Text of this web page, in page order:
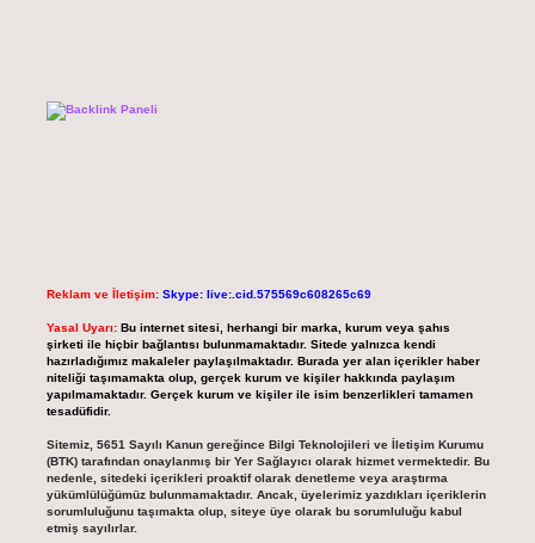
Reklam ve İletişim: Skype: live:.cid.575569c608265c69
Yasal Uyarı: Bu internet sitesi, herhangi bir marka, kurum veya şahıs
şirketi ile hiçbir bağlantısı bulunmamaktadır. Sitede yalnızca kendi
hazırladığımız makaleler paylaşılmaktadır. Burada yer alan içerikler haber
niteliği taşımamakta olup, gerçek kurum ve kişiler hakkında paylaşım
yapılmamaktadır. Gerçek kurum ve kişiler ile isim benzerlikleri tamamen
tesadüfidir.
Sitemiz, 5651 Sayılı Kanun gereğince Bilgi Teknolojileri ve İletişim Kurumu
(BTK) tarafından onaylanmış bir Yer Sağlayıcı olarak hizmet vermektedir. Bu
nedenle, sitedeki içerikleri proaktif olarak denetleme veya araştırma
yükümlülüğümüz bulunmamaktadır. Ancak, üyelerimiz yazdıkları içeriklerin
sorumluluğunu taşımakta olup, siteye üye olarak bu sorumluluğu kabul
etmiş sayılırlar.